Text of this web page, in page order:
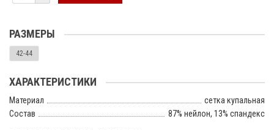
РАЗМЕРЫ
42-44
ХАРАКТЕРИСТИКИ
Материал
сетка купальная
Состав
87% нейлон, 13% спандекс